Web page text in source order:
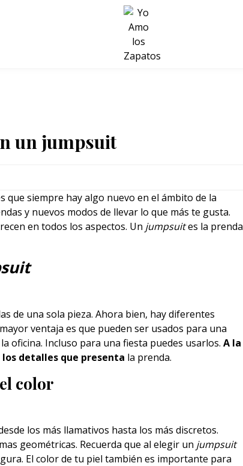
SALUD
un jumpsuit
que siempre hay algo nuevo en el ámbito de la
y nuevos modos de llevar lo que más te gusta.
en todos los aspectos. Un jumpsuites la prenda
de una sola pieza. Ahora bien, hay diferentes
ventaja es que pueden ser usados para una
oficina. Incluso para una fiesta puedes usarlos. A la
detalles que presenta la prenda.
color
los más llamativos hasta los más discretos.
geométricas. Recuerda que al elegir un jumpsuit
El color de tu piel también es importante para